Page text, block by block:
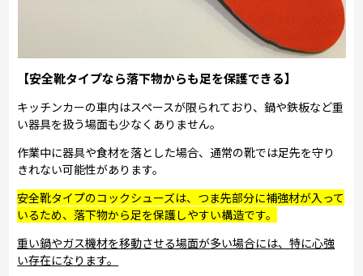
【安全靴タイプなら落下物からも足を保護できる】
キッチンカーの車内はスペースが限られており、鍋や鉄板など重
い器具を扱う場面も少なくありません。
作業中に器具や食材を落とした場合、通常の靴では足先を守り
きれない可能性があります。
安全靴タイプのコックシューズは、つま先部分に補強材が入って
いるため、落下物から足を保護しやすい構造です。
重い鍋やガス機材を移動させる場面が多い場合には、特に心強
い存在になります。